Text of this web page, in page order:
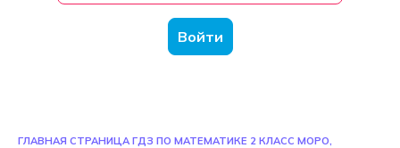
Войти
ГЛАВНАЯ СТРАНИЦА ГДЗ ПО МАТЕМАТИКЕ 2 КЛАСС МОРО,